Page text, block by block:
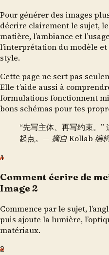
Pour générer des images
décrire clairement le sujet,
matière, l’ambiance et
l’interprétation du modèle
style.
Cette page ne sert pas
Elle t’aide aussi à
formulations fonctionnent
bons schémas pour tes
“先写主体、再写约束。”
起点。 — 摘自 Kollab 编
1
Comment écrire de
Image 2
Commence par le sujet,
puis ajoute la lumière,
matériaux.
2